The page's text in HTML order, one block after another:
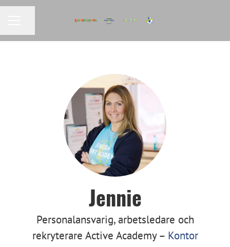
Jennie
Personalansvarig, arbetsledare och
rekryterare Active Academy – Kontor